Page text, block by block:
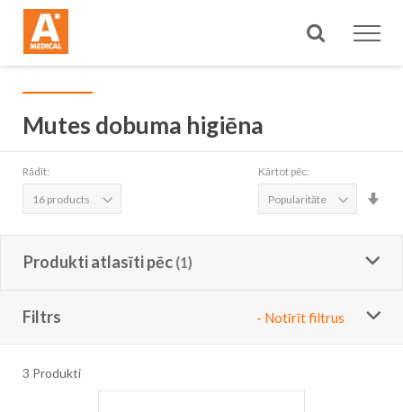
Meklēt
Mutes dobuma higiēna
Rādīt: Kārtot pēc:
Produkti atlasīti pēc
Filtrs - Notīrīt filtrus
3 Produkti